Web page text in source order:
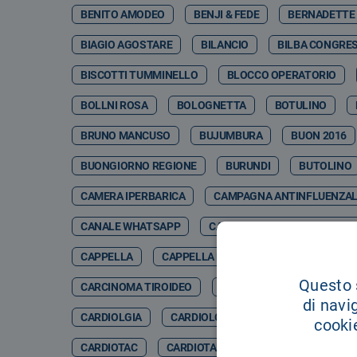
BENITO AMODEO BENJI & FEDE
BIAGIO AGOSTARE BILANCIO BILBA
BISCOTTI TUMMINELLO BLOCCO OPERATORIO
BOLLNI ROSA BOLOGNETTA BOTULINO
BRUNO MANCUSO BUJUMBURA BUON 2016
BUONGIORNO REGIONE BURUNDI BUTOLINO
CAMERA IPERBARICA CAMPAGNA
CANALE WHATSAPP CANCER GENETIC CENTER
CAPPELLA CAPPELLA DELL'OSPEDALE
CARCINOMA TIROIDEO CARCINOSI PERITONEALE
CARDIOLGIA CARDIOLOGCIA
CARDIOTAC CARDIOTARACICA
di